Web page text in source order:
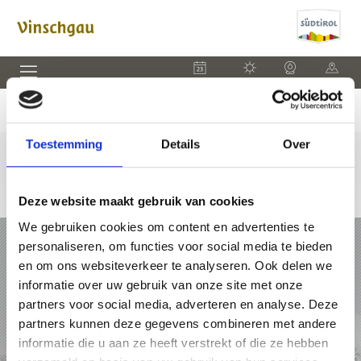
Toestemming Details Over
Deze website maakt gebruik van cookies
We gebruiken cookies om content en advertenties te
personaliseren, om functies voor social media te bieden
en om ons websiteverkeer te analyseren. Ook delen we
informatie over uw gebruik van onze site met onze
partners voor social media, adverteren en analyse. Deze
partners kunnen deze gegevens combineren met andere
informatie die u aan ze heeft verstrekt of die ze hebben
EVENEMENTEN WEER WEBCAM KAART
VAKANTIE IN VINSCHGAU
PAKKETTEN
ACCOMMODATIES